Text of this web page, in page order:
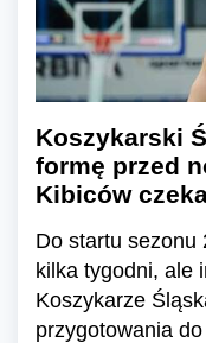
Koszykarski
formę przed
Kibiców
Do startu sezonu
kilka tygodni, ale
Koszykarze
przygotowania